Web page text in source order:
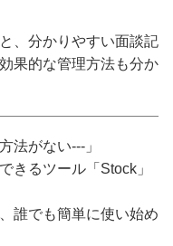
、分かりやすい面談記
果的な管理方法も分か
法がない---」
きるツール「Stock」
誰でも簡単に使い始め